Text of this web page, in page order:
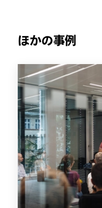
ほかの事例